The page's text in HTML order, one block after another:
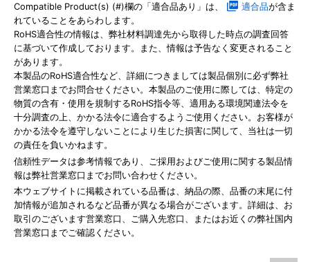
Compatible Product(s) (#)欄の「適合品あり」は、
適合品が含ま
れていることをあらわします。
RoHS適合性の情報は、弊社材料調達先から取得した時点の調査回答
に基づいて作成しております。また、情報は予告なく変更されること
があります。
本製品のRoHS適合性など、詳細につきましては製品個別に必ず弊社
営業窓口までお問合せください。本製品のご使用に際しては、特定の
物質の含有・使用を規制するRoHS指令等、適用ある環境関連法令を
十分調査の上、かかる法令に適合するようご使用ください。お客様が
かかる法令を遵守しないことにより生じた損害に関して、当社は一切
の責任を負いかねます。
信頼性データは参考情報であり、ご採用およびご使用に関する製品情
報は弊社営業窓口までお問い合わせください。
本ウェブサイトに掲載されている品番は、納品の際、品番の末尾に付
加情報が追加されるなど品番が異なる場合がございます。詳細は、お
取引のございます営業窓口、ご購入先窓口、またはお近くの弊社国内
営業窓口までご確認ください。